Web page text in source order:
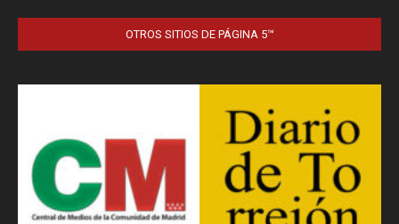
OTROS SITIOS DE PÁGINA 5™